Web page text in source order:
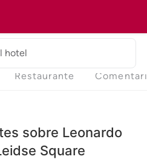
hotel
Restaurante
sobre Leonardo
Square